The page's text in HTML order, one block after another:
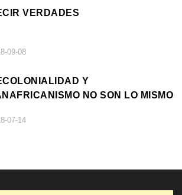
VERDADES
09-08
Y
NO SON LO MISMO
07-14